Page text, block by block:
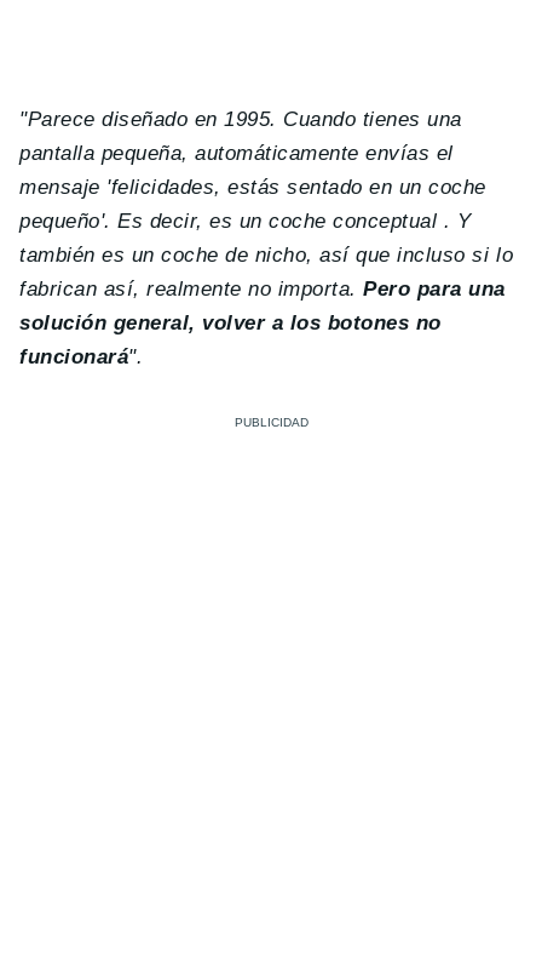
"Parece diseñado en 1995. Cuando tienes una
pantalla pequeña, automáticamente envías el
mensaje 'felicidades, estás sentado en un coche
pequeño'. Es decir, es un coche conceptual . Y
también es un coche de nicho, así que incluso si lo
fabrican así, realmente no importa.Pero para una
solución general, volver a los botones no
funcionará".